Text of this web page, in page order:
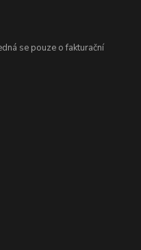
se pouze o fakturační